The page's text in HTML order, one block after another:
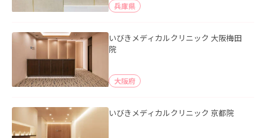
兵庫県
いびきメディカルクリニック 大阪梅田
院
大阪府
いびきメディカルクリニック 京都院